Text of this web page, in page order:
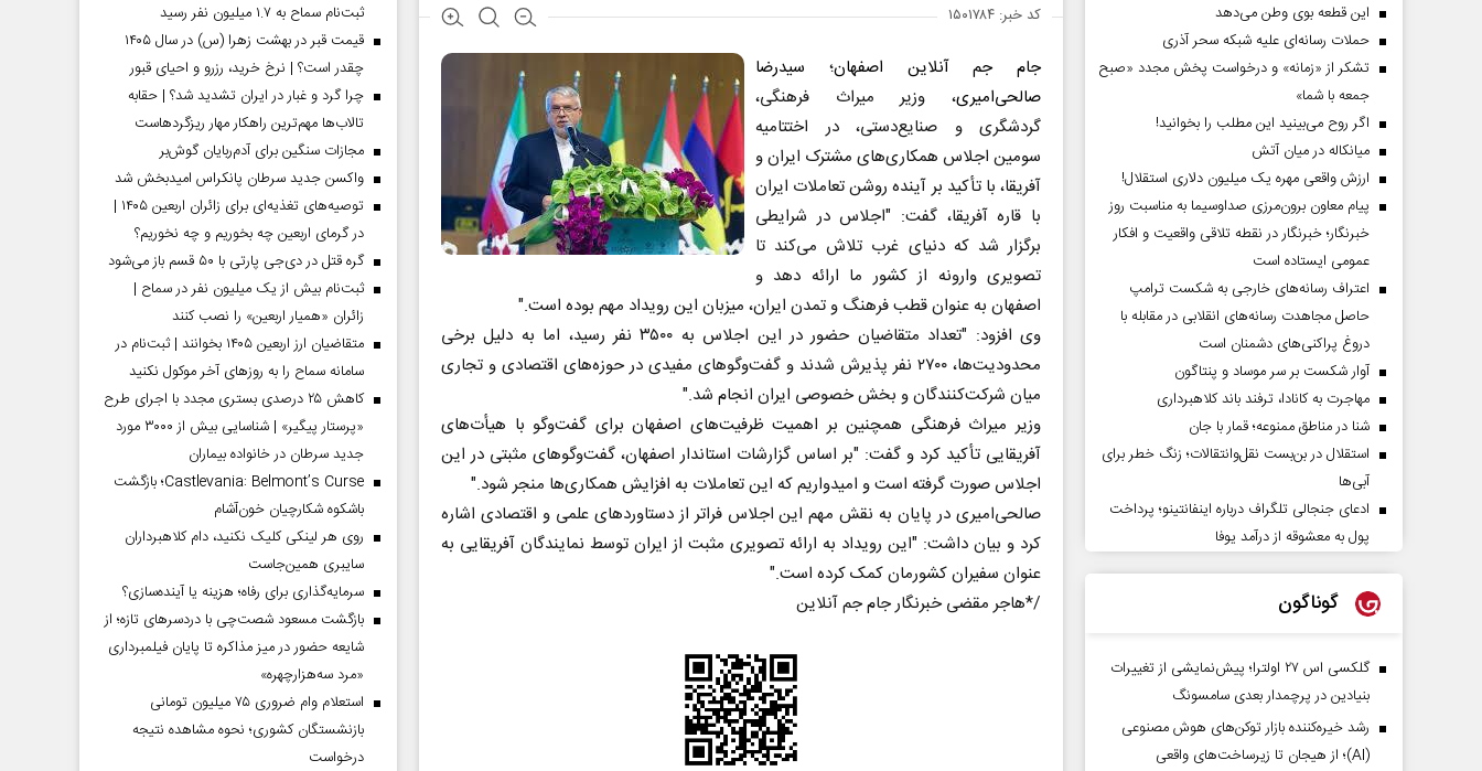
کد خبر: ۱۵۰۱۷۸۴
جام جم آنلاین اصفهان؛
سیدرضا
صالحی‌امیری، وزیر میراث فرهنگی،
گردشگری و صنایع‌دستی، در اختتامیه
سومین اجلاس همکاری‌های مشترک ایران و
آفریقا، با تأکید بر آینده روشن تعاملات ایران
با قاره آفریقا، گفت: "اجلاس در شرایطی
برگزار شد که دنیای غرب تلاش می‌کند تا
تصویری وارونه از کشور ما ارائه دهد و
اصفهان به عنوان قطب فرهنگ و تمدن ایران، میزبان این رویداد مهم بوده است."
وی افزود: "تعداد متقاضیان حضور در این اجلاس به ۳۵۰۰ نفر رسید، اما به دلیل برخی
محدودیت‌ها، ۲۷۰۰ نفر پذیرش شدند و گفت‌وگوهای مفیدی در حوزه‌های اقتصادی و تجاری
میان شرکت‌کنندگان و بخش خصوصی ایران انجام شد."
وزیر میراث فرهنگی همچنین بر اهمیت ظرفیت‌های اصفهان برای گفت‌وگو با هیأت‌های
آفریقایی تأکید کرد و گفت: "بر اساس گزارشات استاندار اصفهان، گفت‌وگوهای مثبتی در این
اجلاس صورت گرفته است و امیدواریم که این تعاملات به افزایش همکاری‌ها منجر شود."
صالحی‌امیری در پایان به نقش مهم این اجلاس فراتر از دستاوردهای علمی و اقتصادی اشاره
کرد و بیان داشت: "این رویداد به ارائه تصویری مثبت از ایران توسط نمایندگان آفریقایی به
عنوان سفیران کشورمان کمک کرده است."
هاجر مقضی خبرنگار جام جم آنلاین*/
این قطعه بوی وطن می‌دهد
حملات رسانه‌ای علیه شبکه سحر آذری
تشکر از «زمانه» و درخواست پخش مجدد «صبح
جمعه با شما»
اگر روح می‌بینید این مطلب را بخوانید!
میانکاله در میان آتش
ارزش واقعی مهره یک میلیون دلاری استقلال!
پیام معاون برون‌مرزی صداوسیما به مناسبت روز
خبرنگار؛ خبرنگار در نقطه تلاقی واقعیت و افکار
عمومی ایستاده است
اعتراف رسانه‌های خارجی به شکست ترامپ
حاصل مجاهدت رسانه‌های انقلابی در مقابله با
دروغ پراکنی‌های دشمنان است
آوار شکست بر سر موساد و پنتاگون
مهاجرت به کانادا، ترفند باند کلاهبرداری
شنا در مناطق ممنوعه؛ قمار با جان
استقلال در بن‌بست نقل‌وانتقالات؛ زنگ خطر برای
آبی‌ها
ادعای جنجالی تلگراف درباره اینفانتینو؛ پرداخت
پول به معشوقه از درآمد یوفا
گوناگون
گلکسی اس ۲۷ اولترا؛ پیش‌نمایشی از تغییرات
بنیادین در پرچمدار بعدی سامسونگ
رشد خیره‌کننده بازار توکن‌های هوش مصنوعی
(AI)؛ از هیجان تا زیرساخت‌های واقعی
ثبت‌نام سماح به ۱.۷ میلیون نفر رسید
قیمت قبر در بهشت زهرا (س) در سال ۱۴۰۵
چقدر است؟ | نرخ خرید، رزرو و احیای قبور
چرا گرد و غبار در ایران تشدید شد؟ | حقابه
تالاب‌ها مهم‌ترین راهکار مهار ریزگردهاست
مجازات سنگین برای آدم‌ربایان گوش‌بر
واکسن جدید سرطان پانکراس امیدبخش شد
توصیه‌های تغذیه‌ای برای زائران اربعین ۱۴۰۵ |
در گرمای اربعین چه بخوریم و چه نخوریم؟
گره قتل در دی‌جی پارتی با ۵۰ قسم باز می‌شود
ثبت‌نام بیش از یک میلیون نفر در سماح |
زائران «همیار اربعین» را نصب کنند
متقاضیان ارز اربعین ۱۴۰۵ بخوانند | ثبت‌نام در
سامانه سماح را به روز‌های آخر موکول نکنید
کاهش ۲۵ درصدی بستری مجدد با اجرای طرح
«پرستار پیگیر» | شناسایی بیش از ۳۰۰۰ مورد
جدید سرطان در خانواده بیماران
Castlevania: Belmont’s Curse؛ بازگشت
باشکوه شکارچیان خون‌آشام
روی هر لینکی کلیک نکنید، دام کلاهبرداران
سایبری همین‌جاست
سرمایه‌گذاری برای رفاه؛ هزینه یا آینده‌سازی؟
بازگشت مسعود شصت‌چی با دردسر‌های تازه؛ از
شایعه حضور در میز مذاکره تا پایان فیلمبرداری
«مرد سه‌هزارچهره»
استعلام وام ضروری ۷۵ میلیون تومانی
بازنشستگان کشوری؛ نحوه مشاهده نتیجه
درخواست